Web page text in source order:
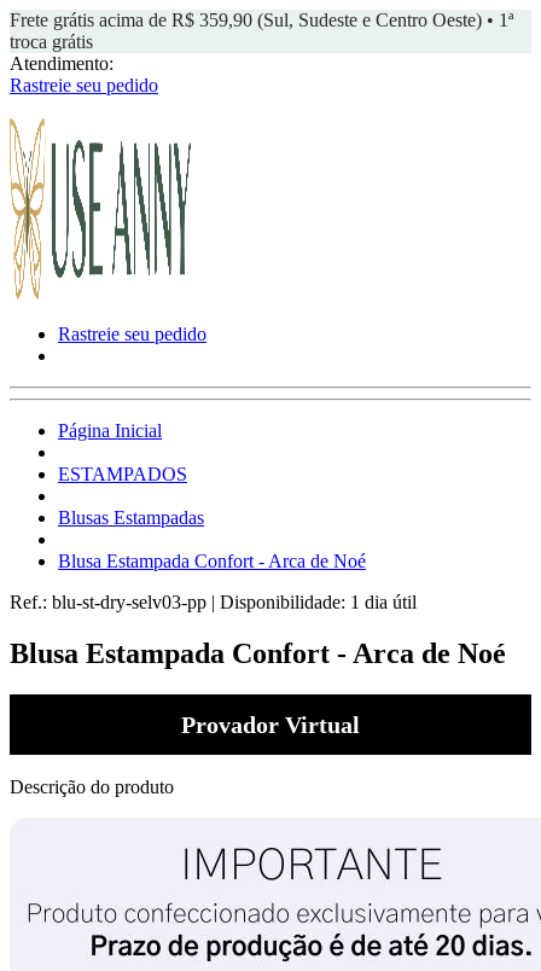
Frete grátis acima de R$ 359,90 (Sul, Sudeste e Centro Oeste) • 1ª
troca grátis
Atendimento:
Rastreie seu pedido
Rastreie seu pedido
Página Inicial
ESTAMPADOS
Blusas Estampadas
Blusa Estampada Confort - Arca de Noé
Ref.: blu-st-dry-selv03-pp | Disponibilidade: 1 dia útil
Blusa Estampada Confort - Arca de Noé
Provador Virtual
Descrição do produto